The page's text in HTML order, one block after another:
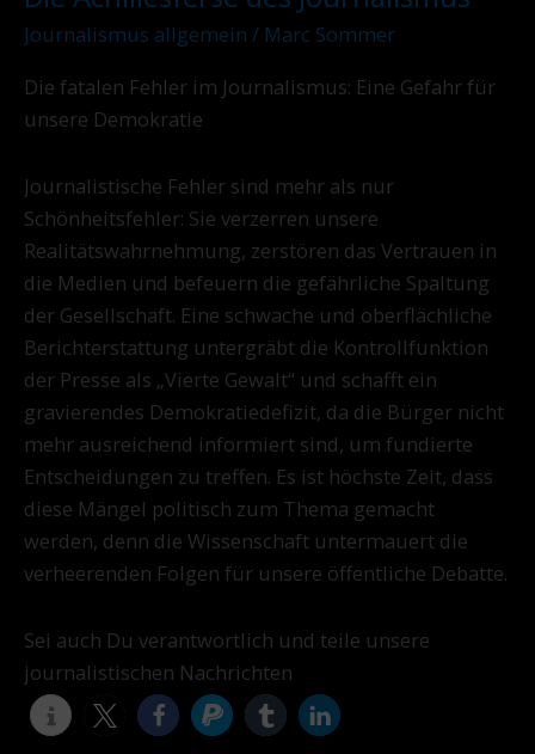
Journalismus allgemein / Marc Sommer
Die fatalen Fehler im Journalismus: Eine Gefahr für
unsere Demokratie
Journalistische Fehler sind mehr als nur
Schönheitsfehler: Sie verzerren unsere
Realitätswahrnehmung, zerstören das Vertrauen in
die Medien und befeuern die gefährliche Spaltung
der Gesellschaft. Eine schwache und oberflächliche
Berichterstattung untergräbt die Kontrollfunktion
der Presse als „Vierte Gewalt“ und schafft ein
gravierendes Demokratiedefizit, da die Bürger nicht
mehr ausreichend informiert sind, um fundierte
Entscheidungen zu treffen. Es ist höchste Zeit, dass
diese Mängel politisch zum Thema gemacht
werden, denn die Wissenschaft untermauert die
verheerenden Folgen für unsere öffentliche Debatte.
Sei auch Du verantwortlich und teile unsere
journalistischen Nachrichten
Achillesferse
Journalismus